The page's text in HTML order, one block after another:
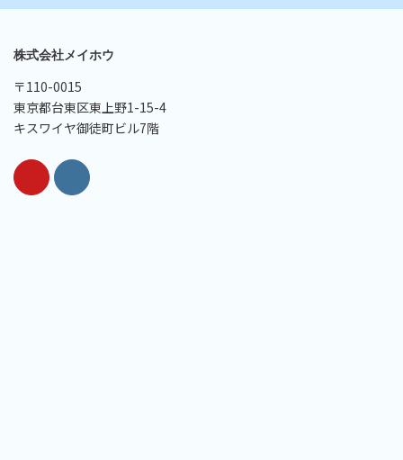
株式会社メイホウ
〒110-0015
東京都台東区東上野1-15-4
キスワイヤ御徒町ビル7階